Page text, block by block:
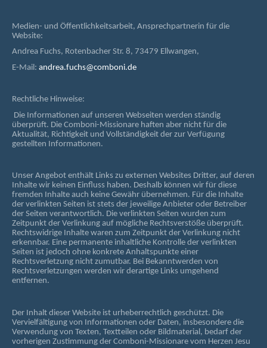
Medien- und Öffentlichkeitsarbeit, Ansprechpartnerin für die
Website:
Andrea Fuchs, Rotenbacher Str. 8, 73479 Ellwangen,
E-Mail: andrea.fuchs@comboni.de
Rechtliche Hinweise:
Die Informationen auf unseren Webseiten werden ständig
überprüft. Die Comboni-Missionare haften aber nicht für die
Aktualität, Richtigkeit und Vollständigkeit der zur Verfügung
gestellten Informationen.
Unser Angebot enthält Links zu externen Websites Dritter, auf deren
Inhalte wir keinen Einfluss haben. Deshalb können wir für diese
fremden Inhalte auch keine Gewähr übernehmen. Für die Inhalte
der verlinkten Seiten ist stets der jeweilige Anbieter oder Betreiber
der Seiten verantwortlich. Die verlinkten Seiten wurden zum
Zeitpunkt der Verlinkung auf mögliche Rechtsverstöße überprüft.
Rechtswidrige Inhalte waren zum Zeitpunkt der Verlinkung nicht
erkennbar. Eine permanente inhaltliche Kontrolle der verlinkten
Seiten ist jedoch ohne konkrete Anhaltspunkte einer
Rechtsverletzung nicht zumutbar. Bei Bekanntwerden von
Rechtsverletzungen werden wir derartige Links umgehend
entfernen.
Der Inhalt dieser Website ist urheberrechtlich geschützt. Die
Vervielfältigung von Informationen oder Daten, insbesondere die
Verwendung von Texten, Textteilen oder Bildmaterial, bedarf der
vorherigen Zustimmung der Comboni-Missionare vom Herzen Jesu